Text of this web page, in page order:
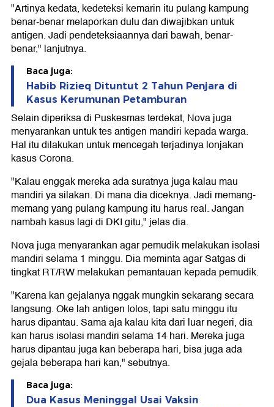
"Artinya kedata, kedeteksi kemarin itu pulang kampung
benar-benar melaporkan dulu dan diwajibkan untuk
antigen. Jadi pendeteksiaannya dari bawah, benar-
benar," lanjutnya.
Baca juga:
Habib Rizieq Dituntut 2 Tahun Penjara di
Kasus Kerumunan Petamburan
Selain diperiksa di Puskesmas terdekat, Nova juga
menyarankan untuk tes antigen mandiri kepada warga.
Hal itu dilakukan untuk mencegah terjadinya lonjakan
kasus Corona.
"Kalau enggak mereka ada suratnya juga kalau mau
mandiri ya silakan. Di mana dia diceknya. Jadi memang-
memang yang pulang kampung itu harus real. Jangan
nambah kasus lagi di DKI gitu," jelas dia.
Nova juga menyarankan agar pemudik melakukan isolasi
mandiri selama 1 minggu. Dia meminta agar Satgas di
tingkat RT/RW melakukan pemantauan kepada pemudik.
"Karena kan gejalanya nggak mungkin sekarang secara
langsung. Oke lah antigen lolos, tapi satu minggu itu
harus dipantau. Sama aja kalau kita dari luar negeri, dia
kan harus isolasi mandiri selama 14 hari. Mereka juga
harus dipantau juga kan beberapa hari, bisa juga ada
gejala beberapa hari kan," sebutnya.
Baca juga:
Dua Kasus Meninggal Usai Vaksin